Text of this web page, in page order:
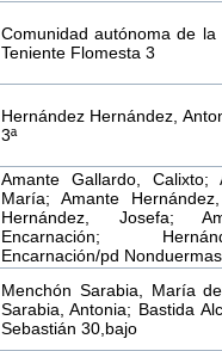
Comunidad autónoma de
Teniente Flomesta 3
Hernández Hernández,
3ª
Amante Gallardo, Calixto;
María; Amante
Hernández, Josefa;
Encarnación;
Encarnación/pd
Menchón Sarabia, María
Sarabia, Antonia; Bastida
Sebastián 30,bajo